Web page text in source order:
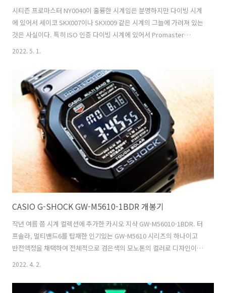
시티즌 프로마스터 NY0040이 훌륭한 시계임은 분명하지만 다이빙 시계
에 있어서 세이코 SKX007이나 SKX009 같은 시계의 그늘에 가려져 있는
것은 사실이다. 특히 ISO 인증 다이빙 시계에 있어서 Promaster
NY0040은 조금 더 인정받을 만하다고 생각한다. 시티즌 NY0040은
drive 무브먼트가 탑재된 시계의 생산으로 변화하고 있다는 점을 고려할
때, 시티즌이 현재 생산 중인 몇 안 되는 기계식 시계 중의 하나이다. 시계
사양: 케이스 재질 : 316L 스테인리스 스틸 케이스 직경(mm) : 42.0 케이
스 길이 (mm) : 48.0 케이스 두께(mm) : 12.0 크리스털 재질: 미네랄 다
이얼 색상: 블랙 스크루..
2022. 5. 1.
CASIO G-SHOCK GW-M5610-1BDR 개봉기
작년 여름 쯤 시계 컬렉션에 추가한 카시오 지샥 GW-M56010-1BDR. 터
프솔라, 멀티밴드6를 탑재한 인기있는 GW-M5610 시리즈의 하나이고
반전액정을 채택하여 전체적으로 검은색의 모노톤의 컬러로 디자인이
2022. 4. 2.